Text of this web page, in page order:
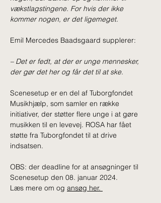
vækstlagstingene. For hvis der ikke
kommer nogen, er det ligemeget.
Emil Mercedes Baadsgaard supplerer:
– Det er fedt, at der er unge mennesker,
der gør det her og får det til at ske.
Scenesetup er en del af Tuborgfondet
Musikhjælp, som samler en række
initiativer, der støtter flere unge i at gøre
musikken til en levevej. ROSA har fået
støtte fra Tuborgfondet til at drive
indsatsen.
OBS: der deadline for at ansøgninger til
Scenesetup den 08. januar 2024.
Læs mere om og ansøg her.